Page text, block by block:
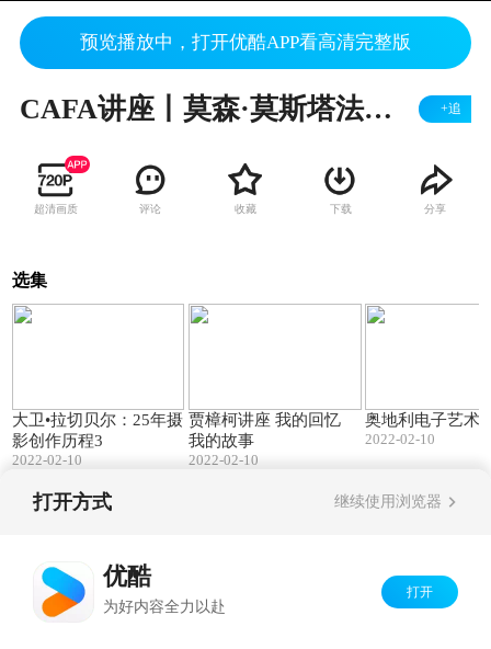
预览播放中，打开优酷APP看高清完整版
CAFA讲座丨莫森·莫斯塔法维：建筑与情境 +追
超清画质 评论 收藏 下载 分享
选集
大卫•拉切贝尔：25年摄
影创作历程3
2022-02-10
贾樟柯讲座 我的回忆
我的故事
2022-02-10
奥地利电子艺术
2022-02-10
打开方式 继续使用浏览器
优酷
为好内容全力以赴
打开